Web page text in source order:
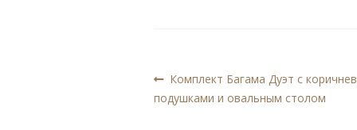
Навигация
по
Предыдущая
запись:
Комплект Багама Дуэт с
подушками и овальным столом